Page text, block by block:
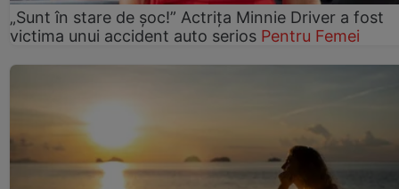
„Sunt în stare de șoc!” Actrița Minnie Driver a fost
victima unui accident auto serios Pentru Femei